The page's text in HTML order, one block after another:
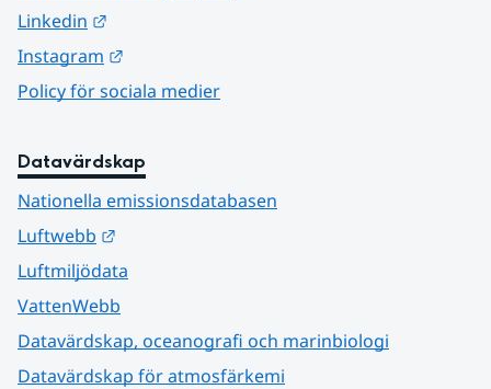
Linkedin
Instagram
Policy för sociala medier
Datavärdskap
Nationella emissionsdatabasen
Luftwebb
Luftmiljödata
VattenWebb
Datavärdskap, oceanografi och marinbiologi
Datavärdskap för atmosfärkemi